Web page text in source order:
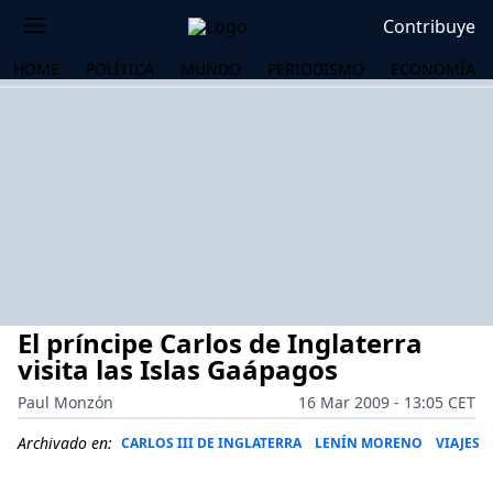
Contribuye
HOME POLÍTICA MUNDO PERIODISMO ECONOMÍA
El príncipe Carlos de Inglaterra
visita las Islas Gaápagos
Paul Monzón
16 Mar 2009 - 13:05 CET
Archivado en: CARLOS III DE INGLATERRA LENÍN MORENO VIAJES